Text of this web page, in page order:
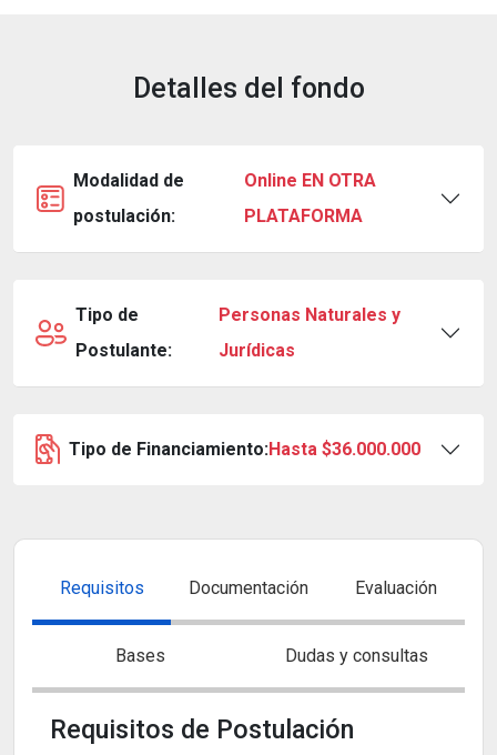
Detalles del fondo
Modalidad de
postulación:
Online EN OTRA
PLATAFORMA
Tipo de
Postulante:
Personas Naturales y
Jurídicas
Tipo de Financiamiento:Hasta $36.000.000
Requisitos Documentación Evaluación
Bases Dudas y consultas
Requisitos de Postulación